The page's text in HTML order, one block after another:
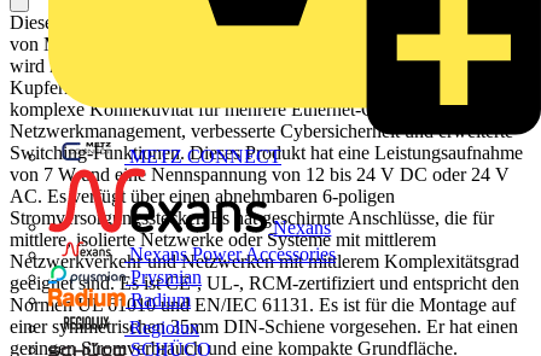
METZ CONNECT
Nexans
Nexans Power Accessories
Prysmian
Radium
Regiolux
SCHÜCO
Dieses Produkt ist Teil des Modicon Switch Sortiments, ein Angebot
von Modicon Extended Managed Switch. Dieser Managed Switch
wird mit Ethernet TCP/IP-Protokoll geliefert. Er verfügt über 4
Kupferkabel-Übertragungsanschlüsse. Er bietet einfache und
komplexe Konnektivität für mehrere Ethernet-Geräte,
Netzwerkmanagement, verbesserte Cybersicherheit und erweiterte
Switching-Funktionen. Dieses Produkt hat eine Leistungsaufnahme
von 7 W und eine Nennspannung von 12 bis 24 V DC oder 24 V
AC. Es verfügt über einen abnehmbaren 6-poligen
Stromversorgungsstecker. Es hat geschirmte Anschlüsse, die für
mittlere, isolierte Netzwerke oder Systeme mit mittlerem
Netzwerkverkehr und Netzwerken mit mittlerem Komplexitätsgrad
geeignet sind. Es ist CE-, UL-, RCM-zertifiziert und entspricht den
Normen UL 61010 und EN/IEC 61131. Es ist für die Montage auf
einer symmetrischen 35mm DIN-Schiene vorgesehen. Er hat einen
geringen Stromverbrauch und eine kompakte Grundfläche.